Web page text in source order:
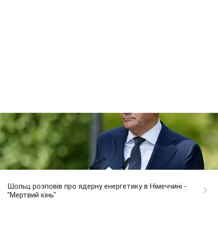
Шольц розповів про ядерну енергетику в Німеччині -
"Мертвий кінь"